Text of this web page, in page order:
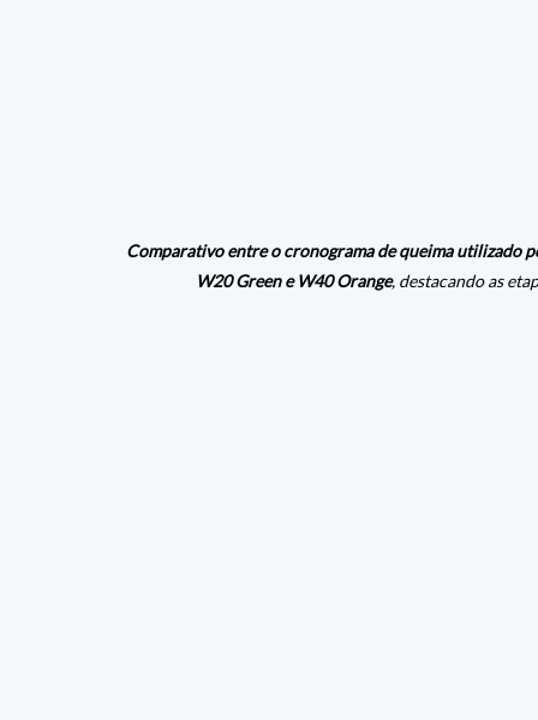
Comparativo entre o cronograma de queima utilizado
W20 Green e W40 Orange, destacando as